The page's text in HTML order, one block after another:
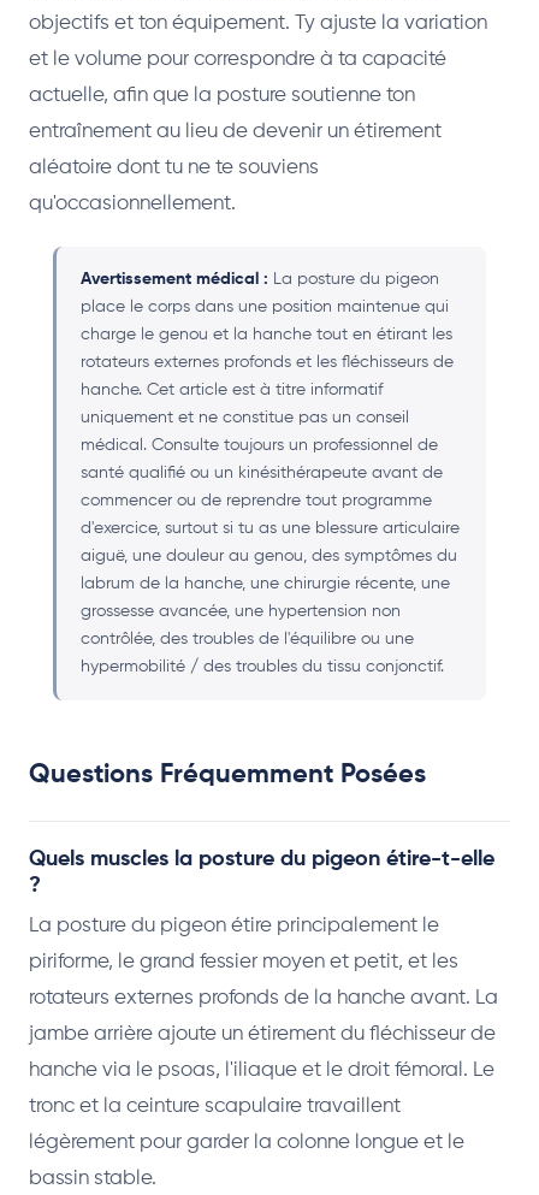
objectifs et ton équipement. Ty ajuste la variation
et le volume pour correspondre à ta capacité
actuelle, afin que la posture soutienne ton
entraînement au lieu de devenir un étirement
aléatoire dont tu ne te souviens
qu'occasionnellement.
Avertissement médical : La posture du pigeon
place le corps dans une position maintenue qui
charge le genou et la hanche tout en étirant les
rotateurs externes profonds et les fléchisseurs de
hanche. Cet article est à titre informatif
uniquement et ne constitue pas un conseil
médical. Consulte toujours un professionnel de
santé qualifié ou un kinésithérapeute avant de
commencer ou de reprendre tout programme
d'exercice, surtout si tu as une blessure articulaire
aiguë, une douleur au genou, des symptômes du
labrum de la hanche, une chirurgie récente, une
grossesse avancée, une hypertension non
contrôlée, des troubles de l'équilibre ou une
hypermobilité / des troubles du tissu conjonctif.
Questions Fréquemment Posées
Quels muscles la posture du pigeon étire-t-elle
?
La posture du pigeon étire principalement le
piriforme, le grand fessier moyen et petit, et les
rotateurs externes profonds de la hanche avant. La
jambe arrière ajoute un étirement du fléchisseur de
hanche via le psoas, l'iliaque et le droit fémoral. Le
tronc et la ceinture scapulaire travaillent
légèrement pour garder la colonne longue et le
bassin stable.